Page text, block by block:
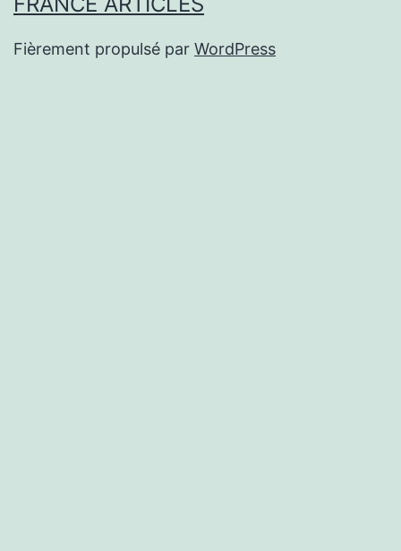
Fièrement propulsé par WordPress